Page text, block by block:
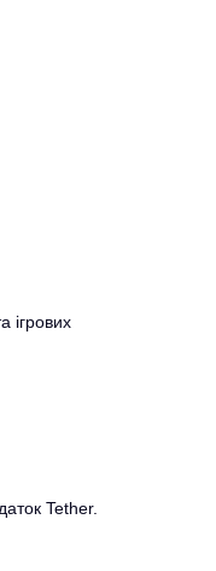
ігрових
Tether.